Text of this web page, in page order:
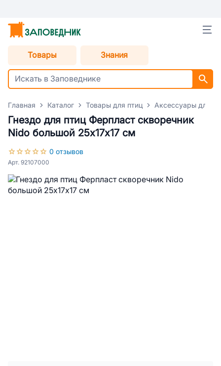
Товары Знания
Главная Каталог Товары для птиц Аксессуары для
Гнездо для птиц Ферпласт скворечник
Nido большой 25х17х17 см
0 отзывов
Арт. 92107000